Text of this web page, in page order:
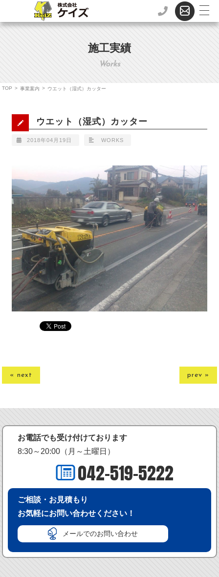
施工実績
Works
TOP > 事業案内 > ウエット（湿式）カッター
ウエット（湿式）カッター
2018年04月19日 WORKS
« next prev »
お電話でも受け付けております
8:30～20:00（月～土曜日）
042-519-5222
ご相談・お見積もり
お気軽にお問い合わせください！
メールでのお問い合わせ